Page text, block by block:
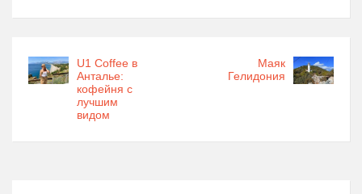
U1 Coffee в
Анталье:
кофейня с
лучшим
видом
Маяк
Гелидония